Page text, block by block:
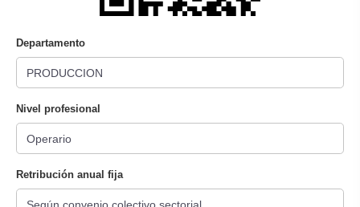
Departamento
Nivel profesional
Retribución anual fija